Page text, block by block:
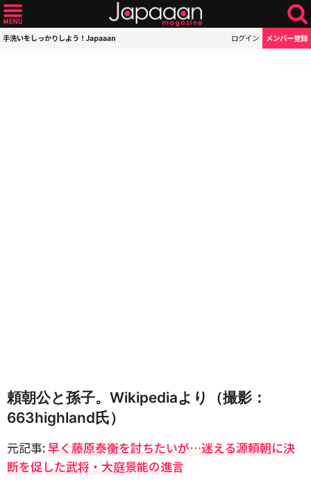
手洗いをしっかりしよう！Japaaan ログイン メンバー登録
頼朝公と孫子。Wikipediaより（撮影：
663highland氏）
元記事:早く藤原泰衡を討ちたいが…迷える源頼朝に決
断を促した武将・大庭景能の進言